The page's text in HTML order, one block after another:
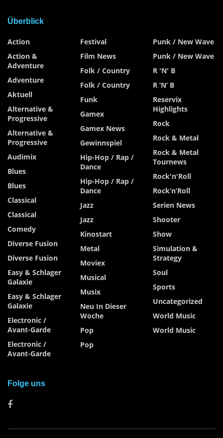
Überblick
Action
Action &
Adventure
Adventure
Aktuell
Alternative &
Progressive
Alternative &
Progressive
Audimix
Blues
Blues
Classical
Classical
Comedy
Diverse Fusion
Diverse Fusion
Easy & Schlager
Galaxie
Easy & Schlager
Galaxie
Electronic /
Avant-Garde
Electronic /
Avant-Garde
Festival
Film News
Folk / Country
Folk / Country
Funk
Gamex
Gamex News
Gewinnspiel
Hip-Hop / Rap /
Dance
Hip-Hop / Rap /
Dance
Jazz
Jazz
Kinostart
Metal
Moviex
Musical
Musix
Neu In Dieser
Woche
Pop
Pop
Punk / New Wave
Punk / New Wave
R 'n' B
R ‘n’ B
Reservix
Highlights
Rock
Rock & Metal
Rock & Metal
Tournews
Rock'n'Roll
Rock’n’Roll
Serien News
Shooter
Show
Simulation &
Strategy
Soul
Sports
Uncategorized
World Music
World Music
Folge uns